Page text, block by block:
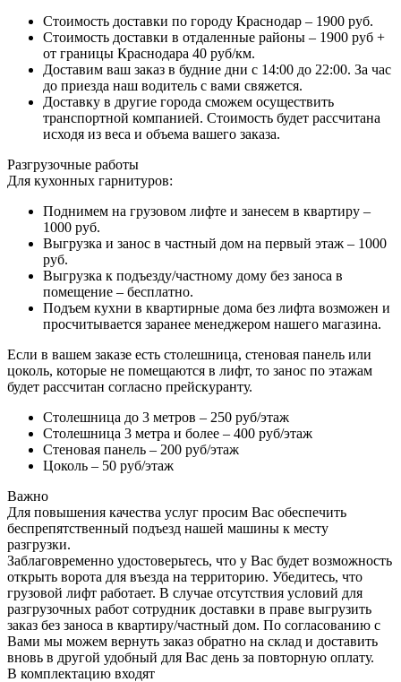
Стоимость доставки по городу Краснодар – 1900 руб.
Стоимость доставки в отдаленные районы – 1900 руб +
от границы Краснодара 40 руб/км.
Доставим ваш заказ в будние дни с 14:00 до 22:00. За час
до приезда наш водитель с вами свяжется.
Доставку в другие города сможем осуществить
транспортной компанией. Стоимость будет рассчитана
исходя из веса и объема вашего заказа.
Разгрузочные работы
Для кухонных гарнитуров:
Поднимем на грузовом лифте и занесем в квартиру –
1000 руб.
Выгрузка и занос в частный дом на первый этаж – 1000
руб.
Выгрузка к подъезду/частному дому без заноса в
помещение – бесплатно.
Подъем кухни в квартирные дома без лифта возможен и
просчитывается заранее менеджером нашего магазина.
Если в вашем заказе есть столешница, стеновая панель или
цоколь, которые не помещаются в лифт, то занос по этажам
будет рассчитан согласно прейскуранту.
Столешница до 3 метров – 250 руб/этаж
Столешница 3 метра и более – 400 руб/этаж
Стеновая панель – 200 руб/этаж
Цоколь – 50 руб/этаж
Важно
Для повышения качества услуг просим Вас обеспечить
беспрепятственный подъезд нашей машины к месту
разгрузки.
Заблаговременно удостоверьтесь, что у Вас будет возможность
открыть ворота для въезда на территорию. Убедитесь, что
грузовой лифт работает. В случае отсутствия условий для
разгрузочных работ сотрудник доставки в праве выгрузить
заказ без заноса в квартиру/частный дом. По согласованию с
Вами мы можем вернуть заказ обратно на склад и доставить
вновь в другой удобный для Вас день за повторную оплату.
В комплектацию входят